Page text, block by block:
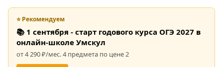
⭐ Рекомендуем
📚 1 сентября - старт годового курса ОГЭ 2027 в
онлайн-школе Умскул
от 4 290 ₽/мес. 4 предмета по цене 2